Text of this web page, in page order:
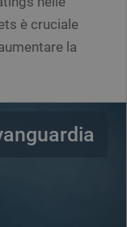
è cruciale
la